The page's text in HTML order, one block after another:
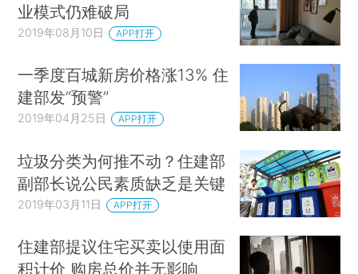
业模式仍难破局
2019年08月10日 APP打开
一季度百城新房价格涨13% 住
建部发“预警”
2019年04月25日 APP打开
垃圾分类为何推不动？住建部
副部长说公民素质缺乏是关键
2019年03月11日 APP打开
住建部提议住宅买卖以使用面
积计价 购房总价并无影响